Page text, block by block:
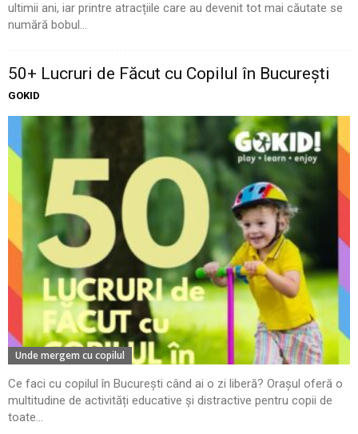
ultimii ani, iar printre atracțiile care au devenit tot mai căutate se
numără bobul...
50+ Lucruri de Făcut cu Copilul în București
GOKID
Unde mergem cu copilul
Ce faci cu copilul în București când ai o zi liberă? Orașul oferă o
multitudine de activități educative și distractive pentru copii de
toate...